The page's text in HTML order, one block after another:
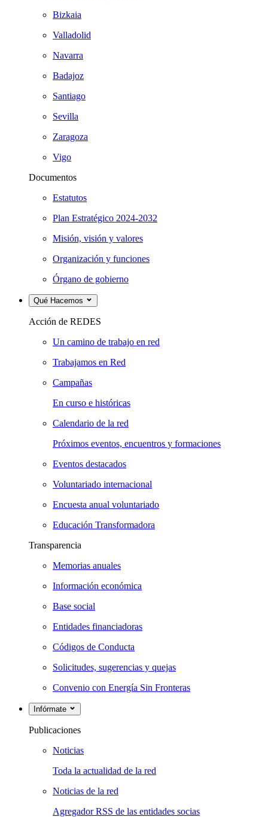
Bizkaia
Valladolid
Navarra
Badajoz
Santiago
Sevilla
Zaragoza
Vigo
Documentos
Estatutos
Plan Estratégico 2024-2032
Misión, visión y valores
Organización y funciones
Órgano de gobierno
Qué Hacemos
Acción de REDES
Un camino de trabajo en red
Trabajamos en Red
Campañas
En curso e históricas
Calendario de la red
Próximos eventos, encuentros y formaciones
Eventos destacados
Voluntariado internacional
Encuesta anual voluntariado
Educación Transformadora
Transparencia
Memorias anuales
Información económica
Base social
Entidades financiadoras
Códigos de Conducta
Solicitudes, sugerencias y quejas
Convenio con Energía Sin Fronteras
Infórmate
Publicaciones
Noticias
Toda la actualidad de la red
Noticias de la red
Agregador RSS de las entidades socias